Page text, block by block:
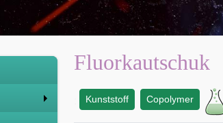
Fluorkautschuk
Kunststoff Copolymer